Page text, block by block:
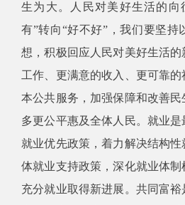
生为大。人民对美好生活的向
有”转向“好不好”，我们要坚持
想，积极回应人民对美好生活
工作、更满意的收入、更可靠
本公共服务，加强保障和改善
多更公平惠及全体人民。就业
就业优先政策，着力解决结构
体就业支持政策，深化就业体
充分就业取得新进展。共同富